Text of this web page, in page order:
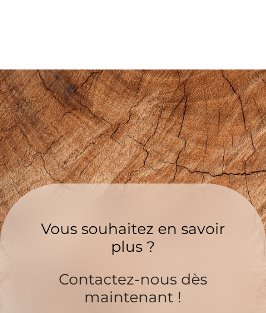
Vous souhaitez en savoir
plus ?
Contactez-nous dès
maintenant !